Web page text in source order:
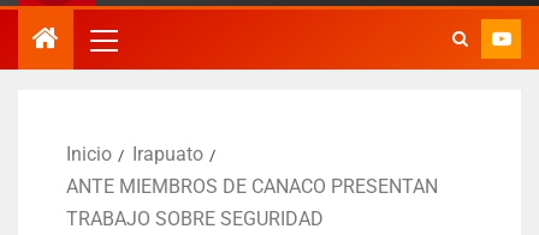
Inicio
Irapuato
ANTE MIEMBROS DE CANACO PRESENTAN
TRABAJO SOBRE SEGURIDAD